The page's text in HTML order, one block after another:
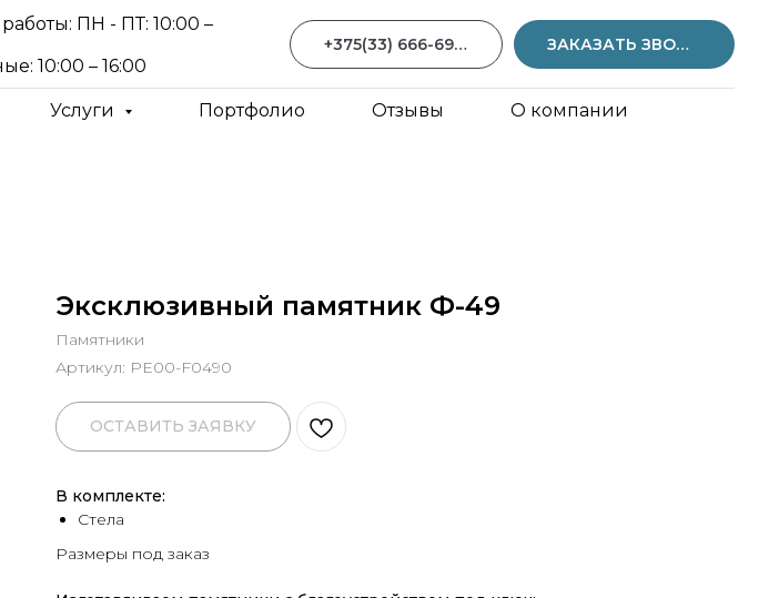
ПН - ПТ: 10:00 –
10:00 – 16:00
+375(33) 666-69-59 ЗАКАЗАТЬ ЗВОНОК
Услуги Портфолио Отзывы
О компании
Эксклюзивный памятник Ф-49
Памятники
Артикул: PE00-F0490
ОСТАВИТЬ ЗАЯВКУ
В комплекте:
Стела
Размеры под заказ